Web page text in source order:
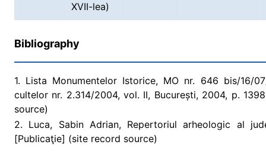
XVII-lea)
Bibliography
1. Lista Monumentelor Istorice, MO nr. 646 bis/16/
cultelor nr. 2.314/2004, vol. II, București, 2004, p.
source)
2. Luca, Sabin Adrian, Repertoriul arheologic al
[Publicaţie] (site record source)